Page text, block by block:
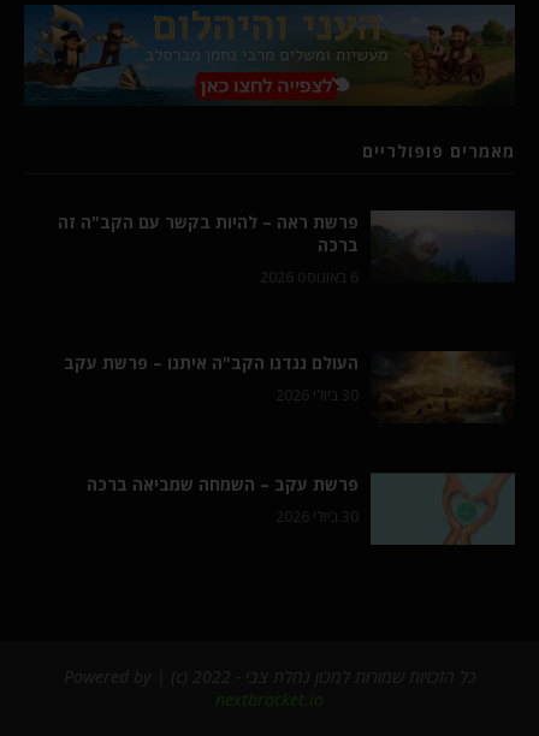
מאמרים פופולריים
פרשת ראה – להיות בקשר עם הקב"ה זה
ברכה
6 באוגוסט 2026
העולם נגדנו הקב"ה איתנו – פרשת עקב
30 ביולי 2026
פרשת עקב – השמחה שמביאה ברכה
30 ביולי 2026
nextbracket.io